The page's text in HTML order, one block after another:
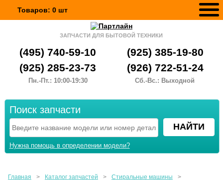
Товаров: 0 шт
ЗАПЧАСТИ ДЛЯ БЫТОВОЙ ТЕХНИКИ
(495) 740-59-10
(925) 385-19-80
(925) 285-23-73
(926) 722-51-24
Пн.-Пт.: 10:00-19:30 Сб.-Вс.: Выходной
Поиск запчасти
Нужна помощь в определении модели?
Главная > Каталог запчастей > Стиральные машины
>